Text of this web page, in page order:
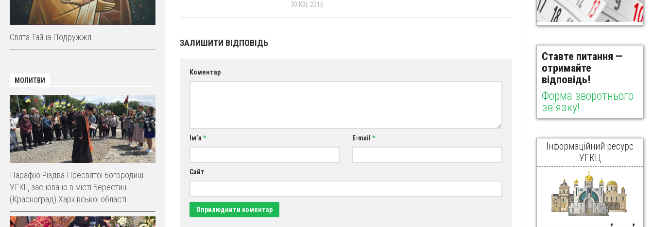
30 КВІ, 2016
ЗАЛИШИТИ ВІДПОВІДЬ
Коментар
Ім’я * E-mail *
Сайт
Свята Тайна Подружжя
МОЛИТВИ
Парафію Різдва Пресвятої Богородиці
УГКЦ засновано в місті Берестин
(Красноград) Харківської області
Ставте питання —
отримайте
відповідь!
Форма зворотнього
зв'язку!
Інформаційний ресурс
УГКЦ